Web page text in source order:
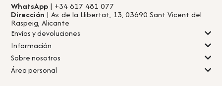
WhatsApp | +34 617 481 077
Dirección | Av. de la Llibertat, 13, 03690 Sant Vicent del
Raspeig, Alicante
Envíos y devoluciones
Información
Sobre nosotros
Área personal